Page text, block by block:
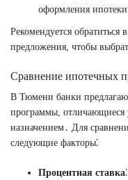
оформления
Рекомендуется обратиться
предложения, чтобы
Сравнение ипотечных
В Тюмени банки
программы, отличающиеся
назначением․ Для
следующие факторы⁚
Процентная ставка